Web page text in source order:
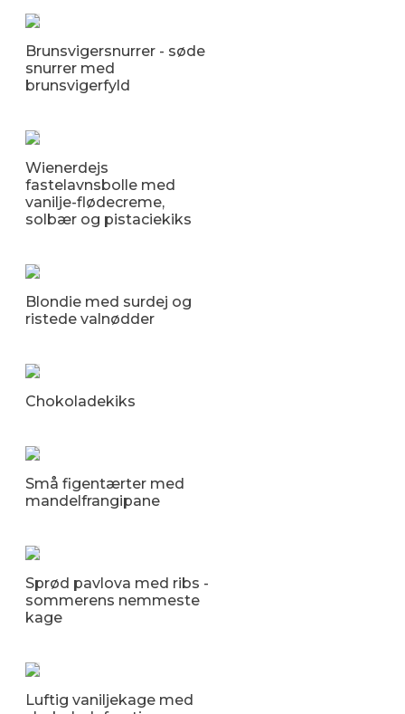
Brunsvigersnurrer - søde
snurrer med
brunsvigerfyld
Wienerdejs
fastelavnsbolle med
vanilje-flødecreme,
solbær og pistaciekiks
Blondie med surdej og
ristede valnødder
Chokoladekiks
Små figentærter med
mandelfrangipane
Sprød pavlova med ribs -
sommerens nemmeste
kage
Luftig vaniljekage med